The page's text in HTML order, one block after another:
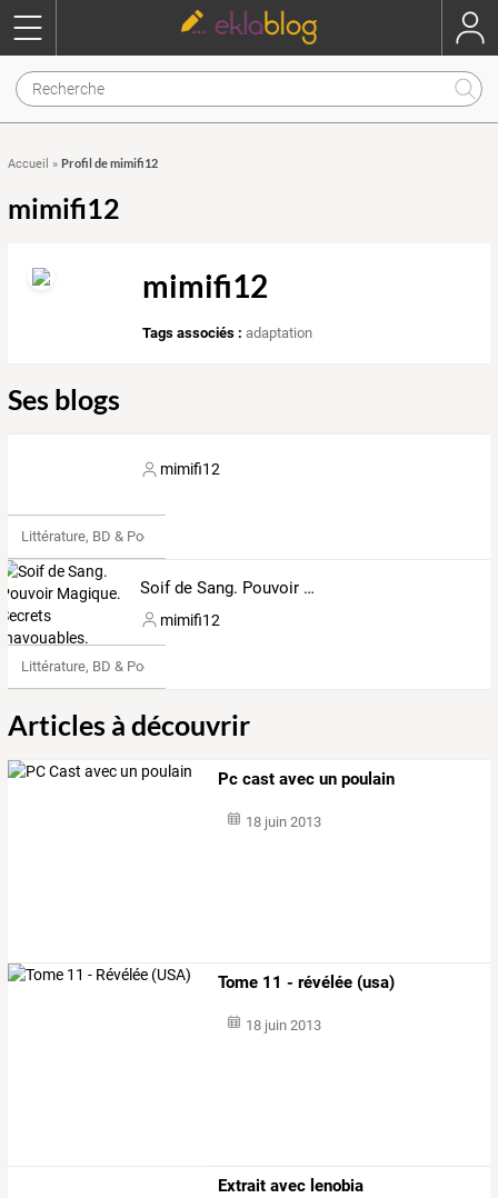
Accueil » Profil de mimifi12
mimifi12
mimifi12
Tags associés : adaptation
Ses blogs
mimifi12
Littérature, BD & Poésie
Soif de Sang. Pouvoir Magique. Secrets Inavouables.
mimifi12
Littérature, BD & Poésie
Articles à découvrir
Pc cast avec un poulain
18 juin 2013
Tome 11 - révélée (usa)
18 juin 2013
Extrait avec lenobia